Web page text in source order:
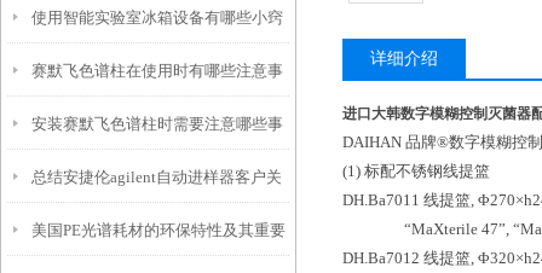
使用智能实验室冰箱设备有哪些小窍
门？
赛默飞色谱柱在使用时有哪些注意事
项？
安装赛默飞色谱柱时需要注意哪些事
项？
总结安捷伦agilent自动进样器客户关
注的问题
美国PE光谱耗材的环保特性及其重要
详细介绍
进口大韩数字模糊控制灭菌器
DAIHAN 品牌®数字模糊控
(1) 标配不锈钢线提篮
DH.Ba7011 线提篮,
“MaXterile 47”,
DH.Ba7012 线提篮,